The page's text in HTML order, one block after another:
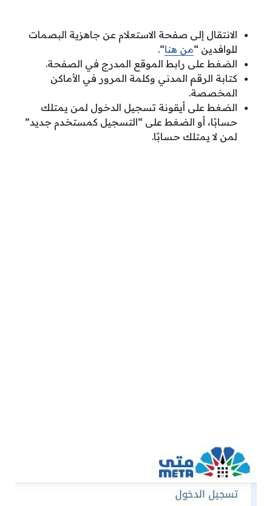
الانتقال إلى صفحة الاستعلام عن جاهزية البصمات
للوافدين “من هنا“.
الضغط على رابط الموقع المدرج في الصفحة.
كتابة الرقم المدني وكلمة المرور في الأماكن
المخصصة.
الضغط على أيقونة تسجيل الدخول لمن يمتلك
حسابًا، أو الضغط على “التسجيل كمستخدم جديد”
لمن لا يمتلك حسابًا.